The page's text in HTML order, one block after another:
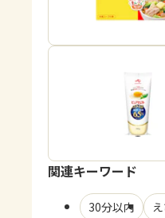
商
「ピ
リーカ
商
関連キーワード
30分以内